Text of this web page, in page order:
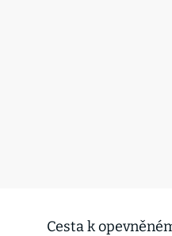
Cesta k